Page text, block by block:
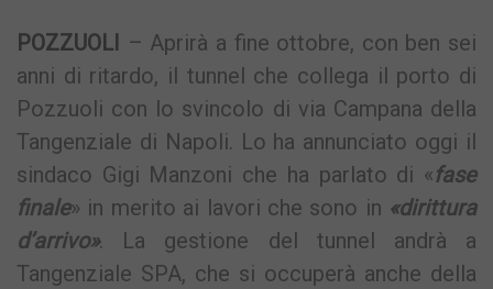
POZZUOLI
– Aprirà a fine ottobre, con ben sei
anni di ritardo, il tunnel che collega il porto di
Pozzuoli con lo svincolo di via Campana della
Tangenziale di Napoli. Lo ha annunciato oggi il
sindaco Gigi Manzoni che ha parlato di «fase
finale» in merito ai lavori che sono in «dirittura
d’arrivo». La gestione del tunnel andrà a
Tangenziale SPA, che si occuperà anche della